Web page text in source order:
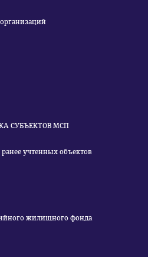
СУБЪЕКТОВ МСП
учтенных объектов
жилищного фонда